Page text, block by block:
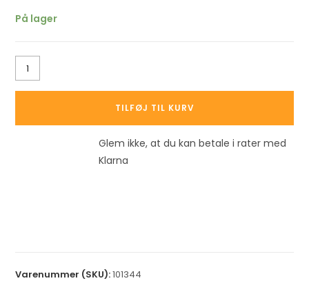
På lager
TILFØJ TIL KURV
Glem ikke, at du kan betale i rater med
Klarna
Varenummer (SKU):101344